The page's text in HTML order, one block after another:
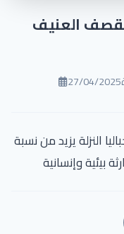
القصف العنيف
27/04/2025
النزلة يزيد من نسبة
بيئية وإنسانية